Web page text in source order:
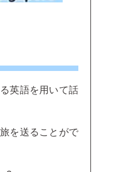
英語を用いて話
を送ることがで